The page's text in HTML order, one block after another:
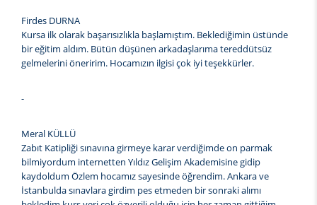
Firdes DURNA
Kursa ilk olarak başarısızlıkla başlamıştım. Beklediğimin üstünde
bir eğitim aldım. Bütün düşünen arkadaşlarıma tereddütsüz
gelmelerini öneririm. Hocamızın ilgisi çok iyi teşekkürler.
-
Meral KÜLLÜ
Zabıt Katipliği sınavına girmeye karar verdiğimde on parmak
bilmiyordum internetten Yıldız Gelişim Akademisine gidip
kaydoldum Özlem hocamız sayesinde öğrendim. Ankara ve
İstanbulda sınavlara girdim pes etmeden bir sonraki alımı